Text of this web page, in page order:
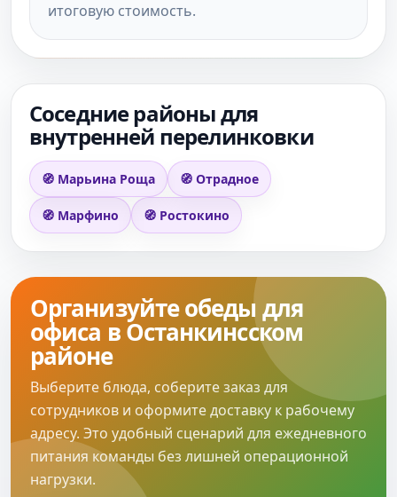
итоговую стоимость.
Соседние районы для
внутренней перелинковки
🧭 Марьина Роща 🧭 Отрадное
🧭 Марфино 🧭 Ростокино
Организуйте обеды для
офиса в Останкинсском
районе
Выберите блюда, соберите заказ для
сотрудников и оформите доставку к рабочему
адресу. Это удобный сценарий для ежедневного
питания команды без лишней операционной
нагрузки.